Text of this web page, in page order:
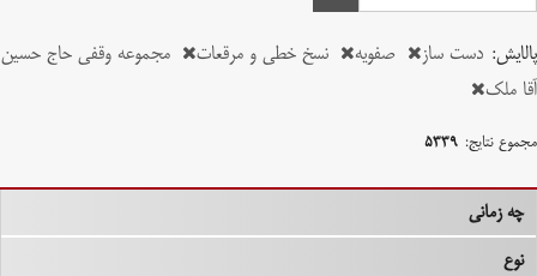
پالایش: دست ساز صفویه نسخ خطی و مرقعات
مجموعه وقفی حاج حسین
آقا ملک
مجموع نتایج: ۵۳۳۹
چه زمانی
نوع